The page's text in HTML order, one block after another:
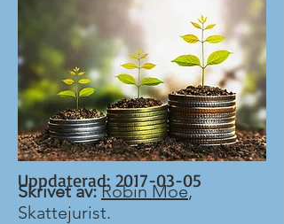
Uppdaterad: 2017-03-05
Skrivet av:Robin Moe,
Skattejurist.